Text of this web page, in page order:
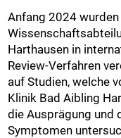
Anfang 2024
Harthausen in
Review-Verfahren
auf Studien, welche
Klinik Bad Aibling
die Ausprägung und
Symptomen